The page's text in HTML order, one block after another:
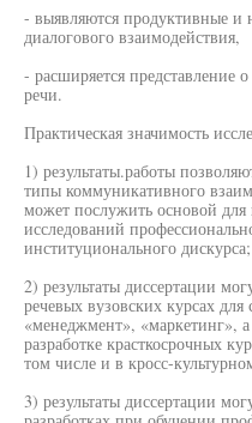
- выявляются продуктивные и
диалогового взаимодействия,
- расширяется представление
речи.
Практическая значимость
1) результаты.работы
типы коммуникативного
может послужить основой
исследований
институционального дискурса;
2) результаты диссертации
речевых вузовских курсах
«менеджмент», «маркетинг»,
разработке красткосрочных
том числе и в кросс-
3) результаты диссертации